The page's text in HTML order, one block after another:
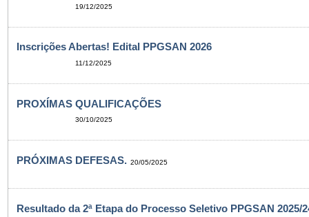
19/12/2025
Inscrições Abertas! Edital PPGSAN 2026
11/12/2025
PROXÍMAS QUALIFICAÇÕES
30/10/2025
PRÓXIMAS DEFESAS. 20/05/2025
Resultado da 2ª Etapa do Processo Seletivo PPGSAN 2025/